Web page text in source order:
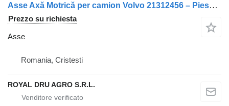
Asse Axă Motrică per camion Volvo 21312456 – Piese Auto Second Hand
Prezzo su richiesta
Asse
Romania, Cristesti
ROYAL DRU AGRO S.R.L.